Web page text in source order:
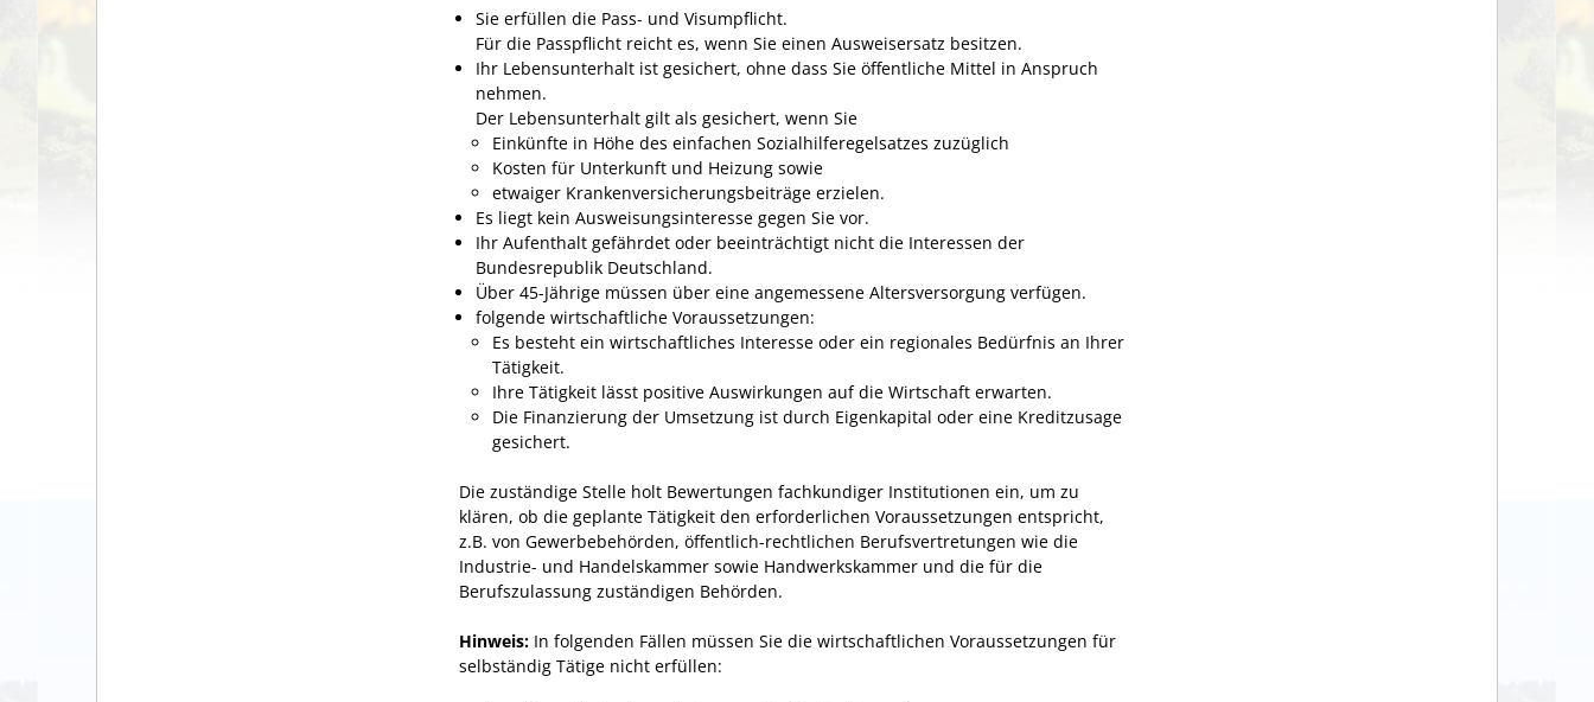
Sie erfüllen die Pass- und Visumpflicht.
Für die Passpflicht reicht es, wenn Sie einen Ausweisersatz besitzen.
Ihr Lebensunterhalt ist gesichert, ohne dass Sie öffentliche Mittel in Anspruch
nehmen.
Der Lebensunterhalt gilt als gesichert, wenn Sie
Einkünfte in Höhe des einfachen Sozialhilferegelsatzes zuzüglich
Kosten für Unterkunft und Heizung sowie
etwaiger Krankenversicherungsbeiträge erzielen.
Es liegt kein Ausweisungsinteresse gegen Sie vor.
Ihr Aufenthalt gefährdet oder beeinträchtigt nicht die Interessen der
Bundesrepublik Deutschland.
Über 45-Jährige müssen über eine angemessene Altersversorgung verfügen.
folgende wirtschaftliche Voraussetzungen:
Es besteht ein wirtschaftliches Interesse oder ein regionales Bedürfnis an Ihrer
Tätigkeit.
Ihre Tätigkeit lässt positive Auswirkungen auf die Wirtschaft erwarten.
Die Finanzierung der Umsetzung ist durch Eigenkapital oder eine Kreditzusage
gesichert.
Die zuständige Stelle holt Bewertungen fachkundiger Institutionen ein, um zu
klären, ob die geplante Tätigkeit den erforderlichen Voraussetzungen entspricht,
z.B. von Gewerbebehörden, öffentlich-rechtlichen Berufsvertretungen wie die
Industrie- und Handelskammer sowie Handwerkskammer und die für die
Berufszulassung zuständigen Behörden.
Hinweis: In folgenden Fällen müssen Sie die wirtschaftlichen Voraussetzungen für
selbständig Tätige nicht erfüllen: